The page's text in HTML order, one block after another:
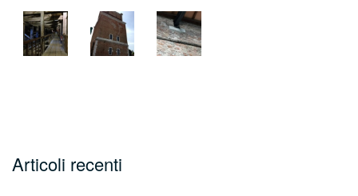
Articoli recenti